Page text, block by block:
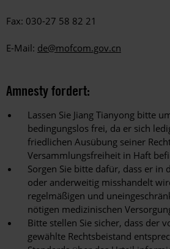
Fax: 030-27 58 82 21
E-Mail: de@mofcom.gov.cn
Amnesty fordert:
Lassen Sie Jiang Tianyong bitte
bedingungslos frei, da er sich
friedlichen Ausübung seiner
Versammlungsfreiheit in Haft
Sorgen Sie bitte dafür, dass er in
oder anderweitig misshandelt
regelmäßigen und
nötigen medizinischen
Bitte stellen Sie sicher, dass der
gewählte Rechtsbeistand